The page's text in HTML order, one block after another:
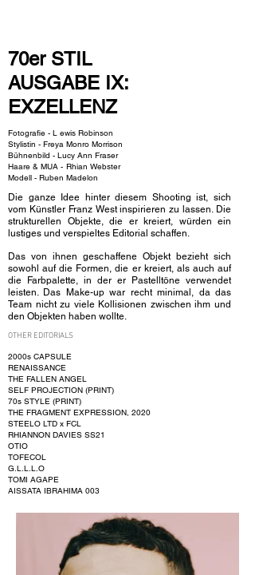
70er STIL
AUSGABE IX:
EXZELLENZ
Fotografie - L ewis Robinson
Stylistin - Freya Monro Morrison
Bühnenbild - Lucy Ann Fraser
Haare & MUA - Rhian Webster
Modell - Ruben Madelon
Die ganze Idee hinter diesem Shooting ist, sich
vom Künstler Franz West inspirieren zu lassen. Die
strukturellen Objekte, die er kreiert, würden ein
lustiges und verspieltes Editorial schaffen.
Das von ihnen geschaffene Objekt bezieht sich
sowohl auf die Formen, die er kreiert, als auch auf
die Farbpalette, in der er Pastelltöne verwendet
leisten. Das Make-up war recht minimal, da das
Team nicht zu viele Kollisionen zwischen ihm und
den Objekten haben wollte.
OTHER EDITORIALS
2000s CAPSULE
RENAISSANCE
THE FALLEN ANGEL
SELF PROJECTION (PRINT)
70s STYLE (PRINT)
THE FRAGMENT EXPRESSION, 2020
STEELO LTD x FCL
RHIANNON DAVIES SS21
OTIO
TOFECOL
G.L.L.L.O
TOMI AGAPE
AISSATA IBRAHIMA 003